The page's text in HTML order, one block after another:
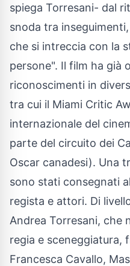
spiega Torresani- dal
snoda tra
che si intreccia con la
persone". Il film ha già
riconoscimenti in
tra cui il Miami Critic
internazionale del
parte del circuito dei
Oscar canadesi). Una
sono stati consegnati
regista e attori. Di
Andrea Torresani, che
regia e sceneggiatura,
Francesca Cavallo,